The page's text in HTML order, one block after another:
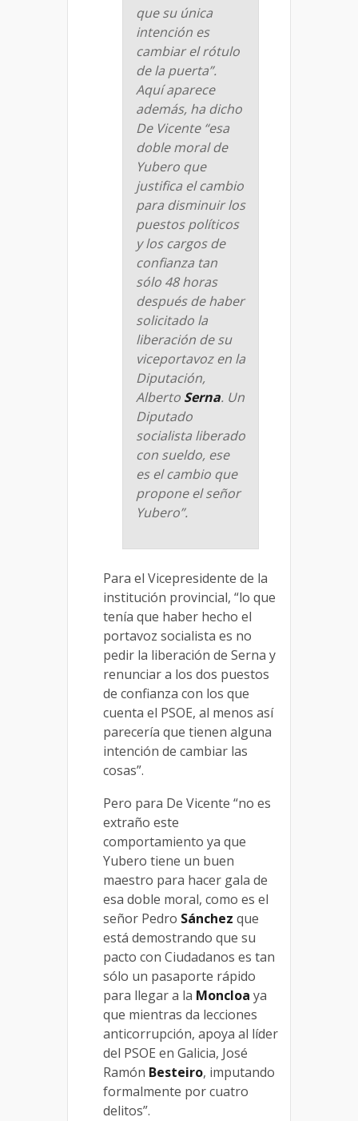
que su única
intención es
cambiar el rótulo
de la puerta”.
Aquí aparece
además, ha dicho
De Vicente “esa
doble moral de
Yubero que
justifica el cambio
para disminuir los
puestos políticos
y los cargos de
confianza tan
sólo 48 horas
después de haber
solicitado la
liberación de su
viceportavoz en la
Diputación,
Alberto Serna. Un
Diputado
socialista liberado
con sueldo, ese
es el cambio que
propone el señor
Yubero”.
Para el Vicepresidente de la
institución provincial, “lo que
tenía que haber hecho el
portavoz socialista es no
pedir la liberación de Serna y
renunciar a los dos puestos
de confianza con los que
cuenta el PSOE, al menos así
parecería que tienen alguna
intención de cambiar las
cosas”.
Pero para De Vicente “no es
extraño este
comportamiento ya que
Yubero tiene un buen
maestro para hacer gala de
esa doble moral, como es el
señor Pedro Sánchez que
está demostrando que su
pacto con Ciudadanos es tan
sólo un pasaporte rápido
para llegar a la Moncloa ya
que mientras da lecciones
anticorrupción, apoya al líder
del PSOE en Galicia, José
Ramón Besteiro, imputando
formalmente por cuatro
delitos”.